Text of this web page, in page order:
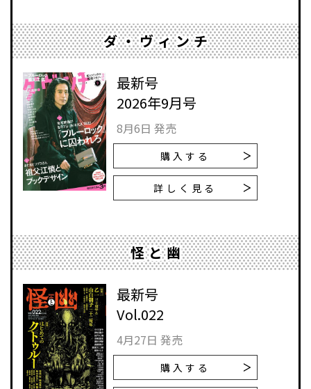
ダ・ヴィンチ
最新号
2026年9月号
8月6日 発売
購入する
詳しく見る
怪と幽
最新号
Vol.022
4月27日 発売
購入する